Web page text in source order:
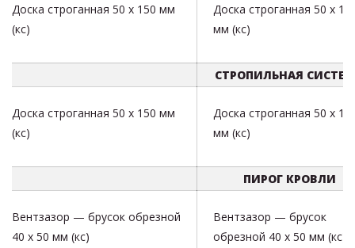
Доска строганная 50 х 150 мм
(кс)
Доска строганная 50 х
мм (кс)
СТРОПИЛЬНАЯ
Доска строганная 50 х 150 мм
(кс)
Доска строганная 50 х
мм (кс)
ПИРОГ КРОВЛИ
Вентзазор — брусок обрезной
40 х 50 мм (кс)
Вентзазор — брусок
обрезной 40 х 50 мм (кс)